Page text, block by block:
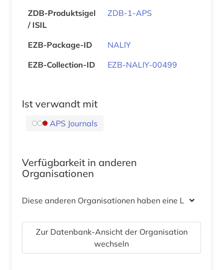
ZDB-Produktsigel
/ ISIL
ZDB-1-APS
EZB-Package-ID
NALIY
EZB-Collection-ID
EZB-NALIY-00499
Ist verwandt mit
APS Journals
Verfügbarkeit in anderen
Organisationen
Diese anderen Organisationen haben eine Lizenz
Zur Datenbank-Ansicht der Organisation
wechseln